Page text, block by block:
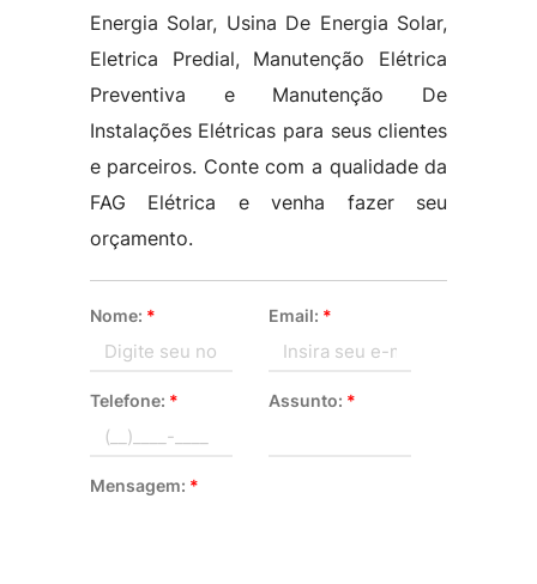
Energia Solar, Usina De Energia Solar,
Eletrica Predial, Manutenção Elétrica
Preventiva e Manutenção De
Instalações Elétricas para seus clientes
e parceiros. Conte com a qualidade da
FAG Elétrica e venha fazer seu
orçamento.
Nome: * Email: *
Telefone: * Assunto: *
Mensagem: *